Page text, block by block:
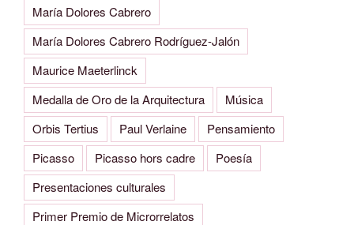
María Dolores Cabrero
María Dolores Cabrero Rodríguez-Jalón
Maurice Maeterlinck
Medalla de Oro de la Arquitectura
Música
Orbis Tertius
Paul Verlaine
Pensamiento
Picasso
Picasso hors cadre
Poesía
Presentaciones culturales
Primer Premio de Microrrelatos